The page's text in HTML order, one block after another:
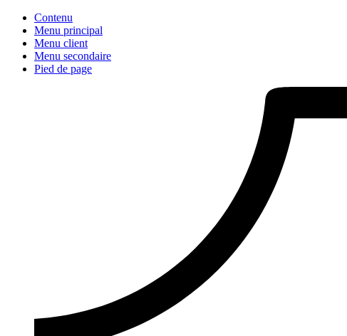
Contenu
Menu principal
Menu client
Menu secondaire
Pied de page